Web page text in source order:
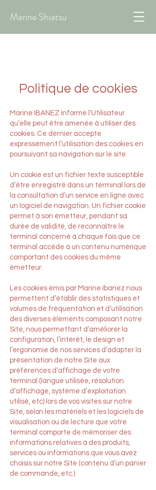
Marine Shiatsu
Politique de cookies
Marine IBANEZ informe l’Utilisateur
qu’elle peut être amenée à utiliser des
cookies. Ce dernier accepte
expressément l’utilisation des cookies en
poursuivant sa navigation sur le site.
Un cookie est un fichier texte susceptible
d’être enregistré dans un terminal lors de
la consultation d’un service en ligne avec
un logiciel de navigation. Un fichier cookie
permet à son émetteur, pendant sa
durée de validité, de reconnaître le
terminal concerné à chaque fois que ce
terminal accède à un contenu numérique
comportant des cookies du même
émetteur.
Les cookies émis par Marine Ibanez nous
permettent d’établir des statistiques et
volumes de fréquentation et d’utilisation
des diverses éléments composant notre
Site, nous permettant d’améliorer la
configuration, l’intérêt, le design et
l’ergonomie de nos services d’adapter la
présentation de notre Site aux
préférences d’affichage de votre
terminal (langue utilisée, résolution
d’affichage, système d’exploitation
utilisé, etc) lors de vos visites sur notre
Site, selon les matériels et les logiciels de
visualisation ou de lecture que votre
terminal comporte de mémoriser des
informations relatives à des produits,
services ou informations que vous avez
choisis sur notre Site (contenu d’un panier
de commande, etc.)